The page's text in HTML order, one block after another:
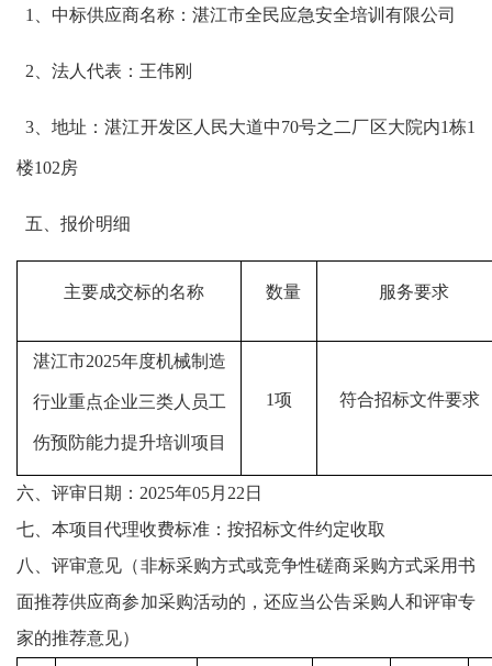
1 中标供应商名称：湛江市全民应急安全培训有限公司
2、法人 代表：王伟刚
3、地址 ：湛江开发区人民大道中70号之二厂区大院内1栋1
楼102房
五 、报价明细
主要成交标的名称 数量 服务要求
湛江市2025年度机械制造
行业重点企业三类人员工
伤预防能力提升培训项目
1项 符合招标文件要求
六 、评审日期： 2025年05月22日
七 、本项目代理收费标准：按招标文件约定收取
八
、评审意见（非标采购方式或竞争性磋商采购方式采用书
面推荐供应商参加采购活动的，还应当公告采购人和评审专
家的推荐意见）